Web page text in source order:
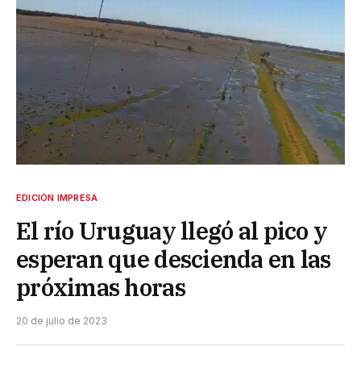
EDICIÓN IMPRESA
El río Uruguay llegó al pico y
esperan que descienda en las
próximas horas
20 de julio de 2023